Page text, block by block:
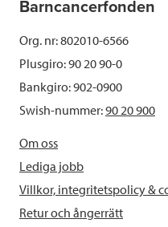
Barncancerfonden
Org. nr: 802010-6566
Plusgiro: 90 20 90-0
Bankgiro: 902-0900
Swish-nummer:90 20 900
Om oss
Lediga jobb
Villkor, integritetspolicy &
Retur och ångerrätt